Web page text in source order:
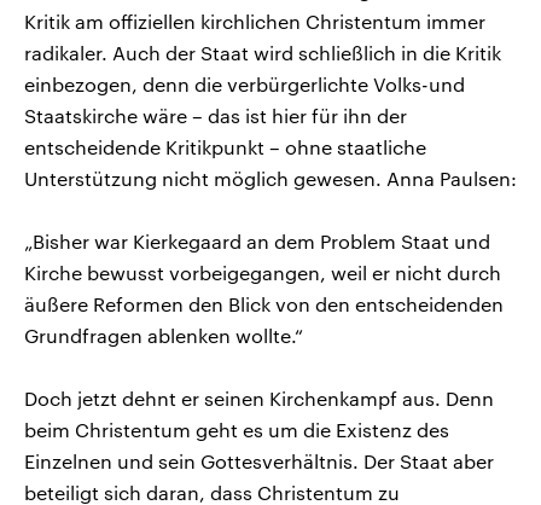
Kritik am offiziellen kirchlichen Christentum immer
radikaler. Auch der Staat wird schließlich in die Kritik
einbezogen, denn die verbürgerlichte Volks-und
Staatskirche wäre – das ist hier für ihn der
entscheidende Kritikpunkt – ohne staatliche
Unterstützung nicht möglich gewesen. Anna Paulsen:
„Bisher war Kierkegaard an dem Problem Staat und
Kirche bewusst vorbeigegangen, weil er nicht durch
äußere Reformen den Blick von den entscheidenden
Grundfragen ablenken wollte.“
Doch jetzt dehnt er seinen Kirchenkampf aus. Denn
beim Christentum geht es um die Existenz des
Einzelnen und sein Gottesverhältnis. Der Staat aber
beteiligt sich daran, dass Christentum zu